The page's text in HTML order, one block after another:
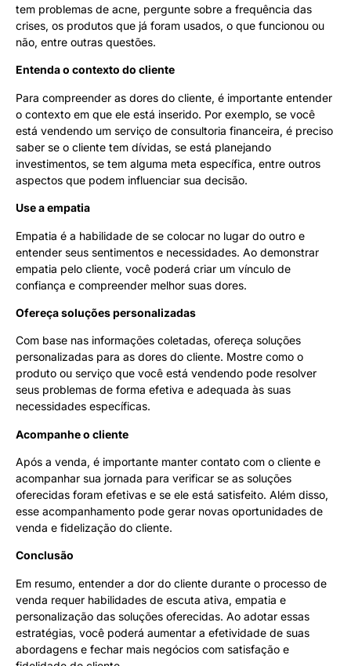
tem problemas de acne, pergunte sobre a frequência das
crises, os produtos que já foram usados, o que funcionou ou
não, entre outras questões.
Entenda o contexto do cliente
Para compreender as dores do cliente, é importante entender
o contexto em que ele está inserido. Por exemplo, se você
está vendendo um serviço de consultoria financeira, é preciso
saber se o cliente tem dívidas, se está planejando
investimentos, se tem alguma meta específica, entre outros
aspectos que podem influenciar sua decisão.
Use a empatia
Empatia é a habilidade de se colocar no lugar do outro e
entender seus sentimentos e necessidades. Ao demonstrar
empatia pelo cliente, você poderá criar um vínculo de
confiança e compreender melhor suas dores.
Ofereça soluções personalizadas
Com base nas informações coletadas, ofereça soluções
personalizadas para as dores do cliente. Mostre como o
produto ou serviço que você está vendendo pode resolver
seus problemas de forma efetiva e adequada às suas
necessidades específicas.
Acompanhe o cliente
Após a venda, é importante manter contato com o cliente e
acompanhar sua jornada para verificar se as soluções
oferecidas foram efetivas e se ele está satisfeito. Além disso,
esse acompanhamento pode gerar novas oportunidades de
venda e fidelização do cliente.
Conclusão
Em resumo, entender a dor do cliente durante o processo de
venda requer habilidades de escuta ativa, empatia e
personalização das soluções oferecidas. Ao adotar essas
estratégias, você poderá aumentar a efetividade de suas
abordagens e fechar mais negócios com satisfação e